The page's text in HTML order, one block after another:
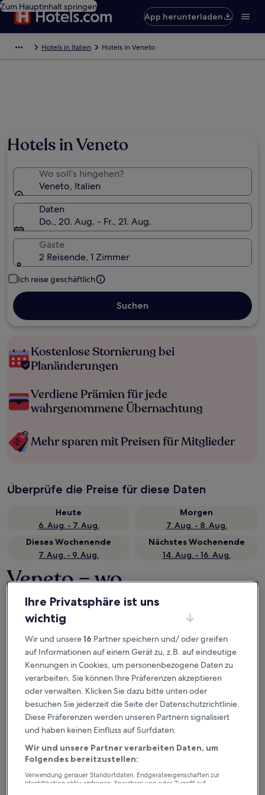
Zum Hauptinhalt springen
App herunterladen
Hotels in Italien Hotels in Veneto
Hotels in Veneto
Wo soll’s hingehen?
Veneto, Italien
Daten
Do., 20. Aug. - Fr., 21. Aug.
Gäste
2 Reisende, 1 Zimmer
Ich reise geschäftlich
Suchen
Kostenlose Stornierung bei
Planänderungen
Verdiene Prämien für jede
wahrgenommene Übernachtung
Mehr sparen mit Preisen für Mitglieder
Überprüfe die Preise für diese Daten
Heute
6. Aug. - 7. Aug.
Morgen
7. Aug. - 8. Aug.
Dieses Wochenende
7. Aug. - 9. Aug.
Nächstes Wochenende
14. Aug. - 16. Aug.
Veneto – wo
übernachten?
Top-Hotels in Venedig (und
Umgebung)
B&B HOTEL Venezia Laguna
B&B HOTEL Venezia Laguna Hotel
Ihre Privatsphäre ist uns
wichtig
Wir und unsere16 Partner speichern und/ oder greifen
auf Informationen auf einem Gerät zu, z.B. auf eindeutige
Kennungen in Cookies, um personenbezogene Daten zu
verarbeiten. Sie können Ihre Präferenzen akzeptieren
oder verwalten. Klicken Sie dazu bitte unten oder
besuchen Sie jederzeit die Seite der Datenschutzrichtlinie.
Diese Präferenzen werden unseren Partnern signalisiert
und haben keinen Einfluss auf Surfdaten.
Wir und unsere Partner verarbeiten Daten, um
Folgendes bereitzustellen:
Verwendung genauer Standortdaten. Endgeräteeigenschaften zur
Identifikation aktiv abfragen. Speichern von oder Zugriff auf